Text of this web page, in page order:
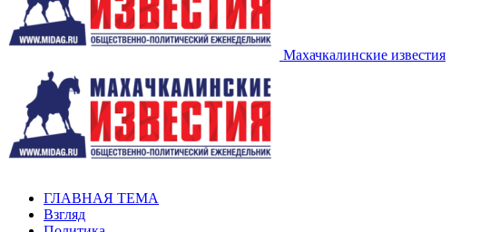
Махачкалинские известия
ГЛАВНАЯ ТЕМА
Взгляд